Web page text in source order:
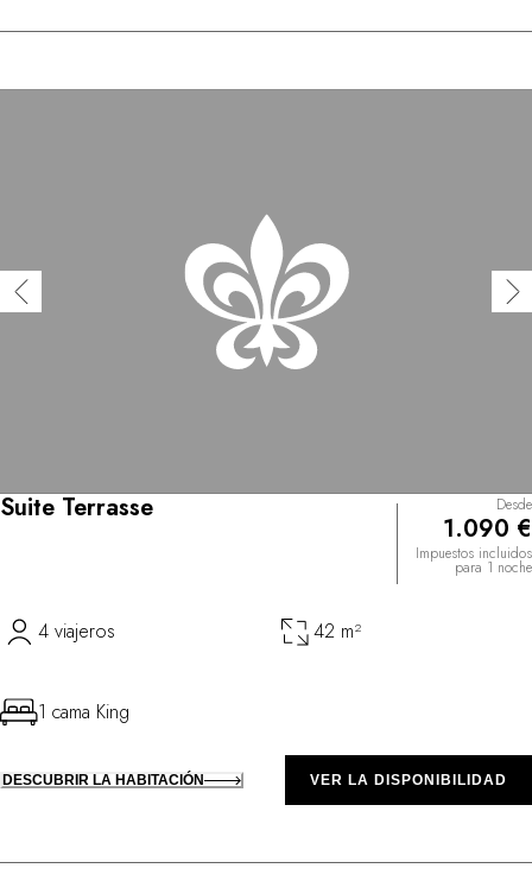
Suite Terrasse Desde
1.090 €
Impuestos incluidos
para 1 noche
4 viajeros 42 m²
1 cama King
DESCUBRIR LA HABITACIÓN VER LA DISPONIBILIDAD